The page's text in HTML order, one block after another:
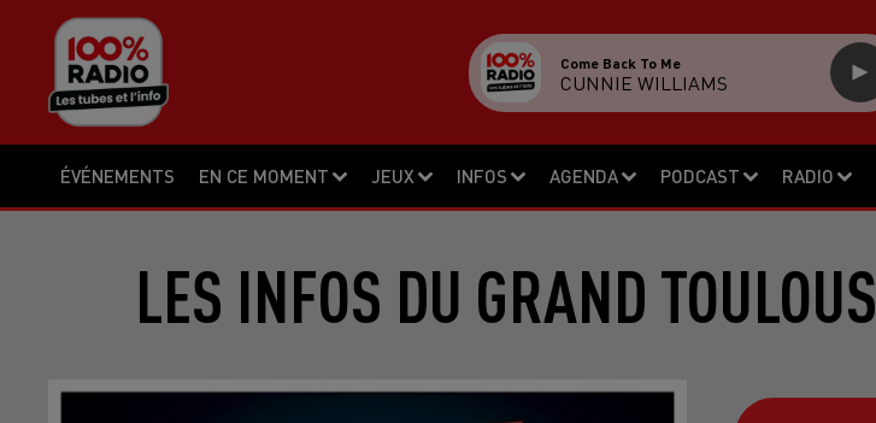
ÉVÉNEMENTS EN CE MOMENT JEUX INFOS AGENDA PODCAST RADIO
Come Back To Me
CUNNIE WILLIAMS
LES INFOS DU GRAND